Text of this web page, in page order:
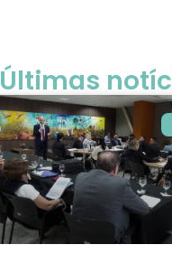
Últimas